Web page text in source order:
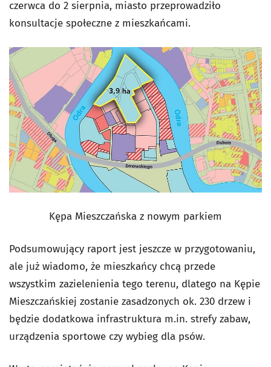
czerwca do 2 sierpnia, miasto przeprowadziło
konsultacje społeczne z mieszkańcami.
Kępa Mieszczańska z nowym parkiem
Podsumowujący raport jest jeszcze w przygotowaniu,
ale już wiadomo, że mieszkańcy chcą przede
wszystkim zazielenienia tego terenu, dlatego na Kępie
Mieszczańskiej zostanie zasadzonych ok. 230 drzew i
będzie dodatkowa infrastruktura m.in. strefy zabaw,
urządzenia sportowe czy wybieg dla psów.